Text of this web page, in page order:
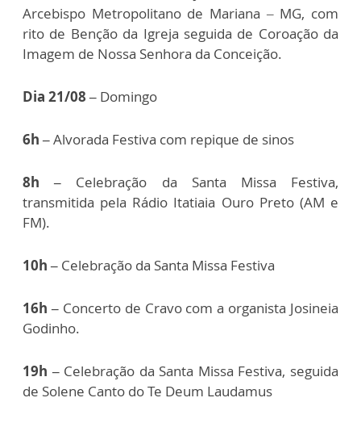
Arcebispo Metropolitano de Mariana – MG, com
rito de Benção da Igreja seguida de Coroação da
Imagem de Nossa Senhora da Conceição.
Dia 21/08 – Domingo
6h –Alvorada Festiva com repique de sinos
8h – Celebração da Santa Missa Festiva,
transmitida pela Rádio Itatiaia Ouro Preto (AM e
FM).
10h – Celebração da Santa Missa Festiva
16h –Concerto de Cravo com a organista Josineia
Godinho.
19h – Celebração da Santa Missa Festiva, seguida
de Solene Canto do Te Deum Laudamus